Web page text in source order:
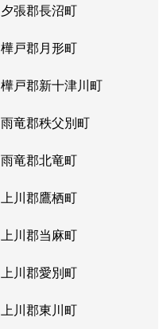
夕張郡長沼町
樺戸郡月形町
樺戸郡新十津川町
雨竜郡秩父別町
雨竜郡北竜町
上川郡鷹栖町
上川郡当麻町
上川郡愛別町
上川郡東川町